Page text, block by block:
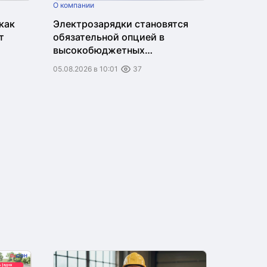
О компании
Электрозарядки становятся
обязательной опцией в
высокобюджетных
05.08.2026 в 10:01 37